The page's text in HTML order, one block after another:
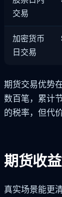
交易
加密货币
日交易
期货交易优势
数百笔，累计
的税率，但代
期货收
真实场景能更